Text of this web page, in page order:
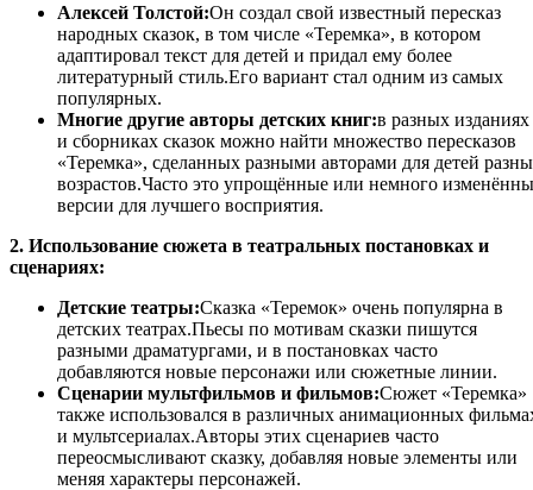
Алексей Толстой:Он создал свой известный пересказ
народных сказок, в том числе «Теремка», в котором
адаптировал текст для детей и придал ему более
литературный стиль.Его вариант стал одним из самых
популярных.
Многие другие авторы детских книг:в разных изданиях
и сборниках сказок можно найти множество пересказов
«Теремка», сделанных разными авторами для детей
возрастов.Часто это упрощённые или немного
версии для лучшего восприятия.
2. Использование сюжета в театральных постановках и
сценариях:
Детские театры:Сказка «Теремок» очень популярна в
детских театрах.Пьесы по мотивам сказки пишутся
разными драматургами, и в постановках часто
добавляются новые персонажи или сюжетные линии.
Сценарии мультфильмов и фильмов:Сюжет «Теремка»
также использовался в различных анимационных
и мультсериалах.Авторы этих сценариев часто
переосмысливают сказку, добавляя новые элементы или
меняя характеры персонажей.